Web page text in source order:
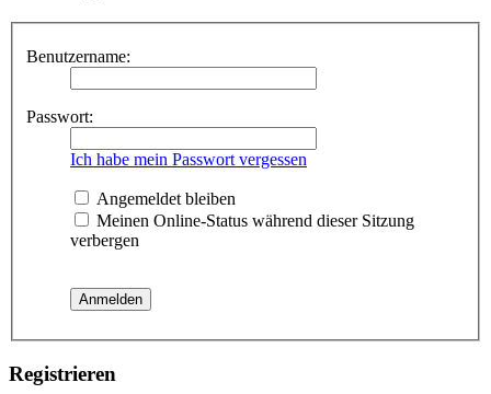
Benutzername:
Passwort:
Ich habe mein Passwort vergessen
Angemeldet bleiben
Meinen Online-Status während dieser Sitzung
verbergen
Registrieren